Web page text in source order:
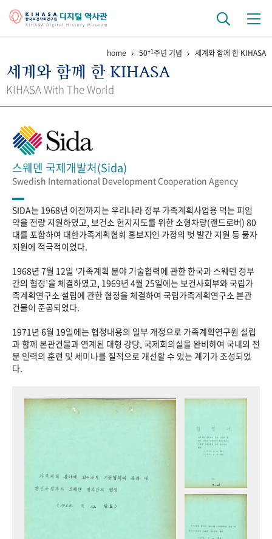
걸어온 길 기관 변천사 역대 기관장
정책과 연구 키워드로 보는 연구 역사
간행물 변천사
기록물 아카이브
사진 아카이브 문서 기록물 행정박물 영상 기록물
성과 50선 숫자로 보는 50년 50+1주년 광장
세계와 함께 한 KIHASA
VR 역사관
home 50+1주년 기념 세계와 함께 한 KIHASA
세계와 함께 한 KIHASA
KIHASA With The World
스웨덴 국제개발처(Sida)
Swedish International Development Cooperation Agency
SIDA는 1968년 이전까지는 우리나라 정부 가족계획사업용 먹는 피임
약을 전량 지원하였고, 보건소 현지지도를 위한 소형차량(랜드로버) 80
대를 포함하여 대한가족계획협회 홍보지인 가정의 벗 발간 지원 등 물자
지원에 적극적이었다.
1968년 7월 12일 ‘가족계획 분야 기술협력에 관한 한국과 스웨덴 정부
간의 협정’을 체결하였고, 1969년 4월 25일에는 보건사회부와 국립가
족계획연구소 설립에 관한 협정을 체결하여 국립가족계획연구소 본관
건물이 준공되었다.
1971년 6월 19일에는 협정내용의 일부 개정으로 가족계획연구원 설립
과 함께 본관건물과 연계된 대형 강당, 국제회의실을 완비하여 국내외 전
문 인력의 훈련 및 세미나를 질적으로 개선할 수 있는 계기가 조성되었
다.